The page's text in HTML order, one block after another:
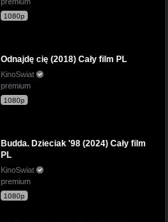
1080p
Odnajdę cię (2018) Cały film PL
KinoSwiat
premium
1080p
Budda. Dzieciak '98 (2024) Cały film
PL
KinoSwiat
premium
1080p